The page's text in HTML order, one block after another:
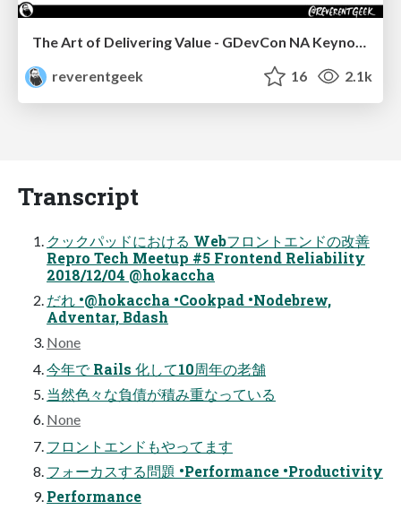
reverentgeek
16 2.1k
Transcript
クックパッドにおける Webフロントエンドの改善
Repro Tech Meetup #5 Frontend Reliability
2018/12/04 @hokaccha
だれ •@hokaccha •Cookpad •Nodebrew,
Adventar, Bdash
None
今年で Rails 化して10周年の老舗
当然色々な負債が積み重なっている
None
フロントエンドもやってます
フォーカスする問題 •Performance •Productivity
Performance